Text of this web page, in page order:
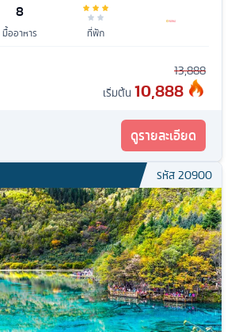
8
มื้ออาหาร ที่พัก
13,888
เริ่มต้น 10,888
ดูรายละเอียด
รหัส20900